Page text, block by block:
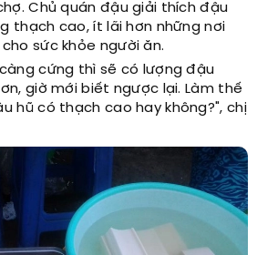
Chủ quán đậu giải thích đậu
thạch cao, ít lãi hơn những nơi
sức khỏe người ăn.
cứng thì sẽ có lượng đậu
giờ mới biết ngược lại. Làm thế
hũ có thạch cao hay không?", chị